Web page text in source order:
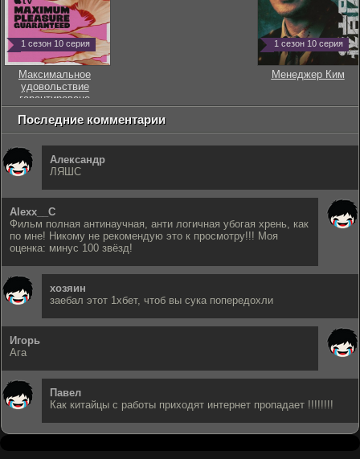
1 сезон 10 серия
Максимальное
удовольствие
гарантировано
1 сезон 10 серия
Менеджер Ким
Последние комментарии
Александр
ЛЯШС
Alexx__C
Фильм полная антинаучная, анти логичная убогая хрень, как
по мне! Никому не рекомендую это к просмотру!!! Моя
оценка: минус 100 звёзд!
хозяин
заебал этот 1хбет, чтоб вы сука попередохли
Игорь
Ага
Павел
Как китайцы с работы приходят интернет пропадает !!!!!!!!